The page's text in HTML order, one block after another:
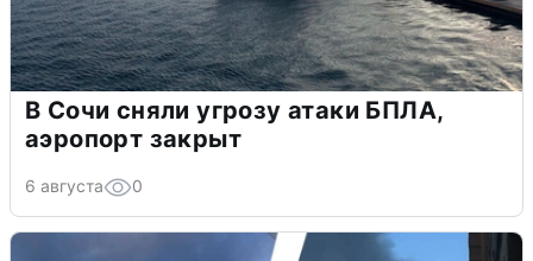
В Сочи сняли угрозу атаки БПЛА,
аэропорт закрыт
6 августа 0